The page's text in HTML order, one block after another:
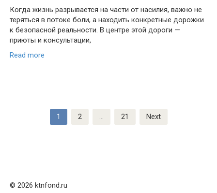
Когда жизнь разрывается на части от насилия, важно не
теряться в потоке боли, а находить конкретные дорожки
к безопасной реальности. В центре этой дороги —
приюты и консультации,
Read more
1 2 … 21 Next
© 2026 ktnfond.ru